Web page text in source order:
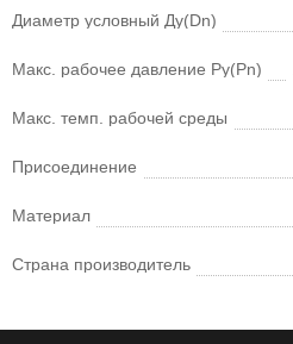
Диаметр условный Ду(Dn)
Макс. рабочее давление Ру(Pn)
Макс. темп. рабочей среды
Присоединение
Материал
Страна производитель